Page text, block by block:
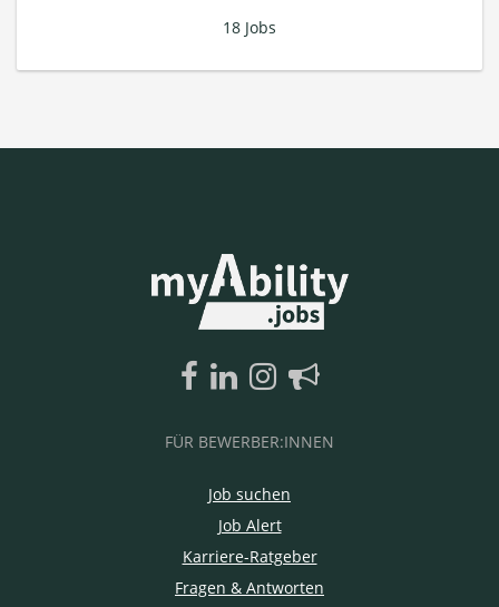
18 Jobs
FÜR BEWERBER:INNEN
Job suchen
Job Alert
Karriere-Ratgeber
Fragen & Antworten